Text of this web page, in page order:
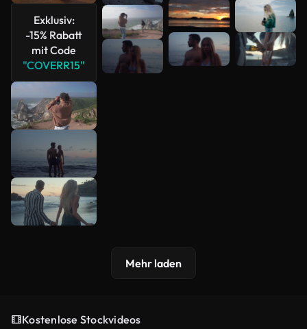
Exklusiv:
-15% Rabatt
mit Code
"COVERR15"
Mehr laden
Kostenlose Stockvideos